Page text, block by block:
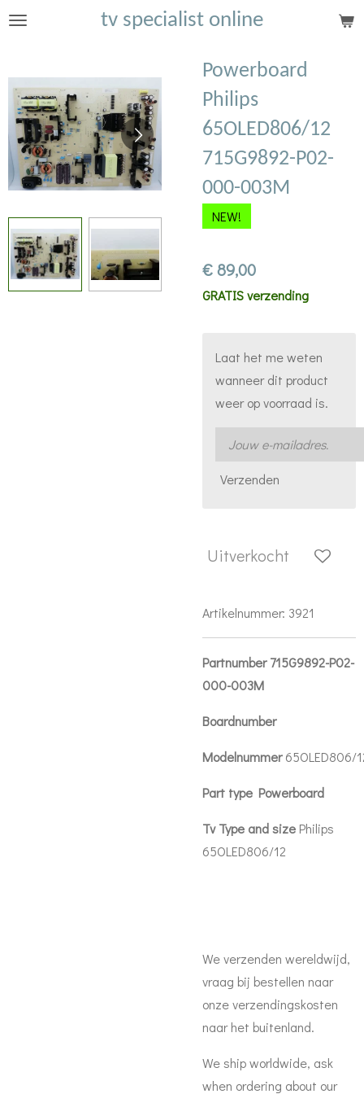
Ga
de
hoofdinhoud
tv specialist online
Powerboard
Philips
65OLED806/12
715G9892-P02-
000-003M
NEW!
€ 89,00
GRATIS verzending
Laat het me weten
wanneer dit product
weer op voorraad is.
Verzenden
Uitverkocht
Artikelnummer: 3921
Partnumber 715G9892-P02-
000-003M
Boardnumber
Modelnummer65OLED806/
Part type Powerboard
Tv Type and size Philips
65OLED806/12
We verzenden wereldwijd,
vraag bij bestellen naar
onze verzendingskosten
naar het buitenland.
We ship worldwide, ask
when ordering about our